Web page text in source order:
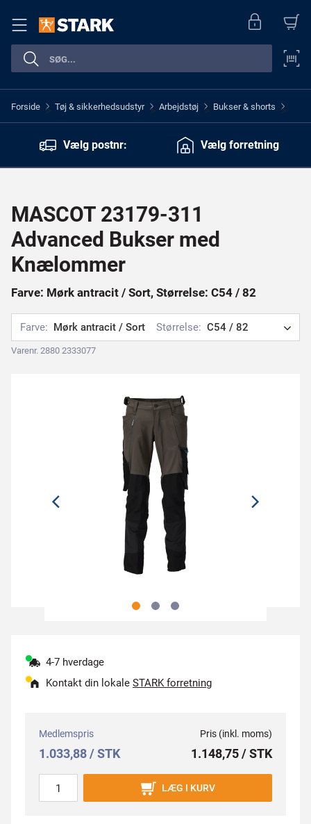
Forside > Tøj & sikkerhedsudstyr > Arbejdstøj > Bukser & shorts >
Vælg postnr: Vælg forretning
MASCOT 23179-311
Advanced Bukser med
Knælommer
Farve: Mørk antracit / Sort, Størrelse: C54 / 82
Farve: Mørk antracit / Sort Størrelse: C54 / 82
Varenr. 2880 2333077
4-7 hverdage
Kontakt din lokale STARK forretning
Medlemspris
1.033,88 / STK
Pris (inkl. moms)
1.148,75 / STK
LÆG I KURV